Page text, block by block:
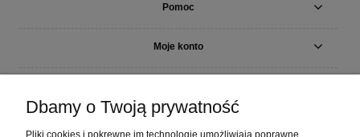
Pomoc
Moje konto
Dbamy o Twoją prywatność
Pliki cookies i pokrewne im technologie umożliwiają poprawne